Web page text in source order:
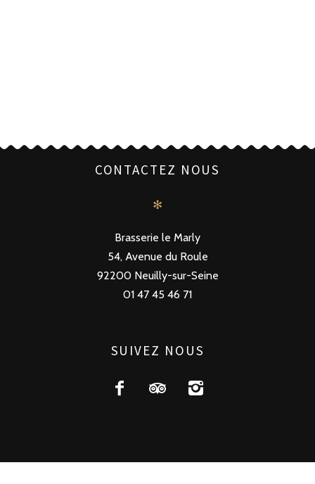
CONTACTEZ NOUS
✻
Brasserie le Marly
54, Avenue du Roule
92200 Neuilly-sur-Seine
01 47 45 46 71
SUIVEZ NOUS